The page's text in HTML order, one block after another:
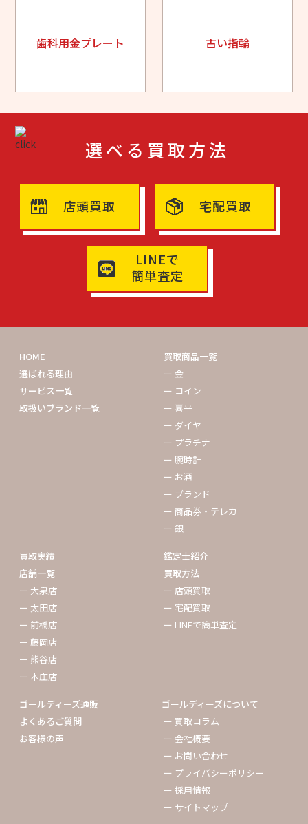
歯科用金プレート 古い指輪
選べる買取方法
店頭買取 宅配買取
LINEで
簡単査定
HOME
選ばれる理由
サービス一覧
取扱いブランド一覧
買取商品一覧
ー 金
ー コイン
ー 喜平
ー ダイヤ
ー プラチナ
ー 腕時計
ー お酒
ー ブランド
ー 商品券・テレカ
ー 銀
買取実績
店舗一覧
ー 大泉店
ー 太田店
ー 前橋店
ー 藤岡店
ー 熊谷店
ー 本庄店
鑑定士紹介
買取方法
ー 店頭買取
ー 宅配買取
ー LINEで簡単査定
ゴールディーズ通販
よくあるご質問
お客様の声
ゴールディーズについて
ー 買取コラム
ー 会社概要
ー お問い合わせ
ー プライバシーポリシー
ー 採用情報
ー サイトマップ